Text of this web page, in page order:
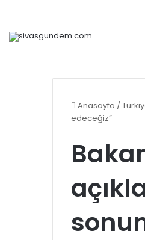
Anasayfa /
edeceğiz”